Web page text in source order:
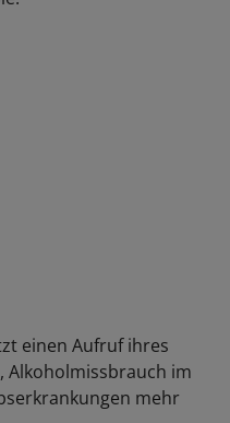
einen Aufruf ihres
Alkoholmissbrauch im
mehr